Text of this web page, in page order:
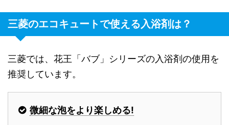
三菱のエコキュートで使える入浴剤は？
三菱では、花王「バブ」シリーズの入浴剤の使用を
推奨しています。
微細な泡をより楽しめる!